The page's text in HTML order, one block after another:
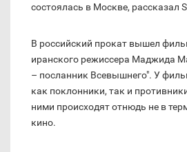
состоялась в Москве, рассказал
В российский прокат вышел
иранского режиссера Маджида
– посланник Всевышнего". У
как поклонники, так и
ними происходят отнюдь не в
кино.